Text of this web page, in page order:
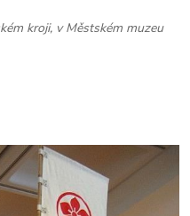
kroji, v Městském muzeu